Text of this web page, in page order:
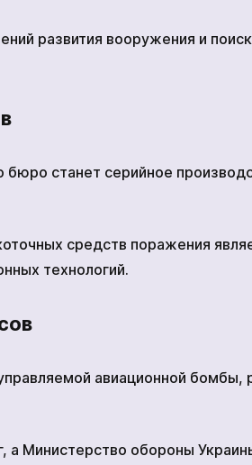
развития вооружения и
станет серийное
средств поражения
технологий.
авиационной бомбы,
а Министерство обороны